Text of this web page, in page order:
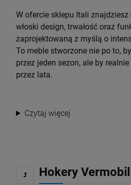
W ofercie sklepu Itali znajdziesz
włoski design, trwałość oraz
zaprojektowaną z myślą o
To meble stworzone nie po to,
przez jeden sezon, ale by
przez lata.
Czytaj więcej
Hokery Vermobil